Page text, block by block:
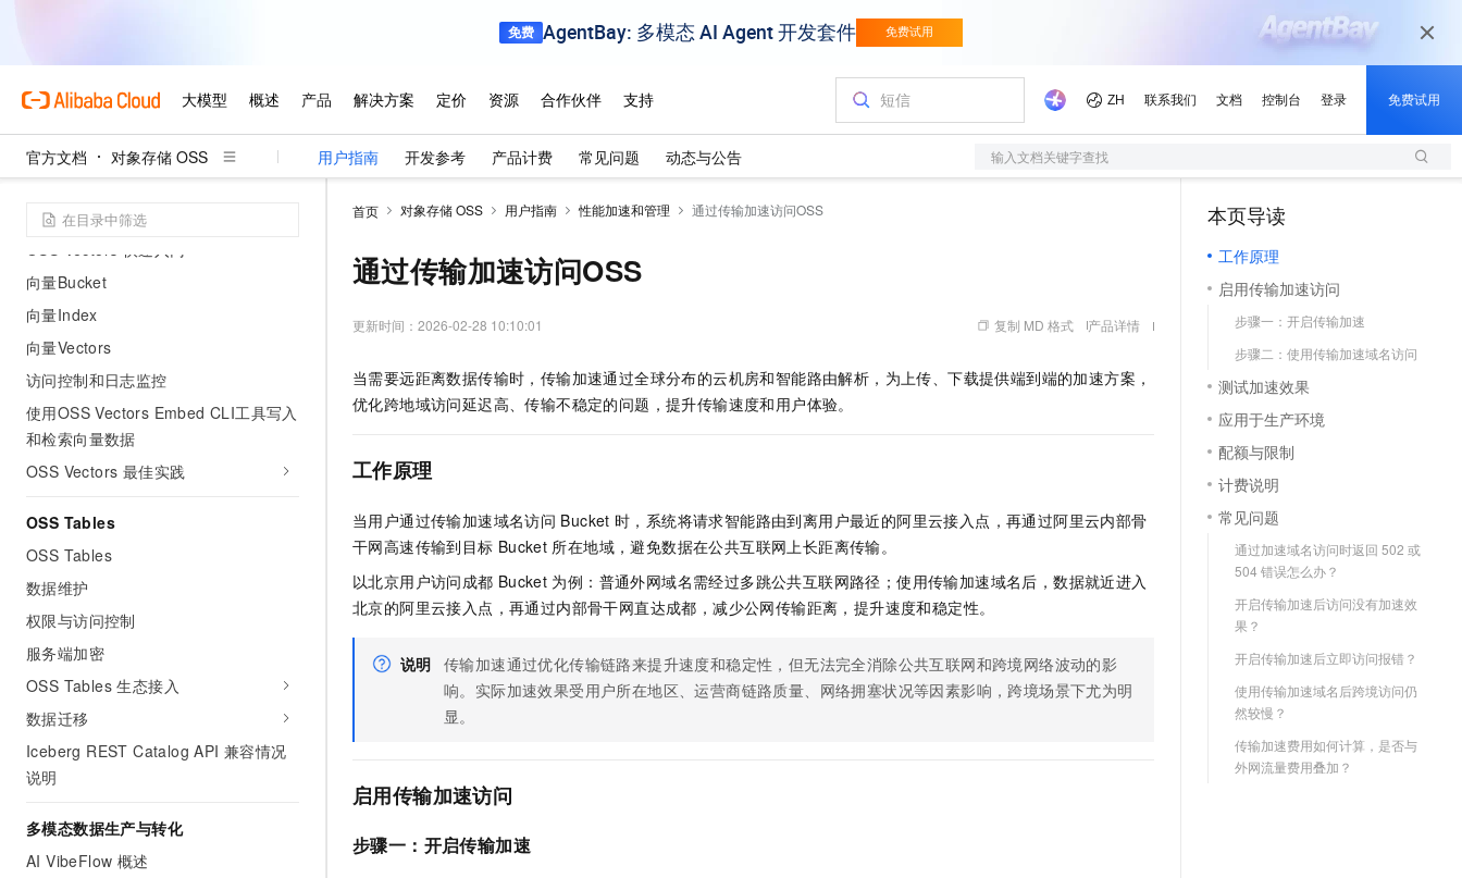
官方文档 对象存储 OSS 用户指南 开发参考 产品计费 常见问题 动态与公告 输入文档关键字查找
管理文件
管理目录
批量操作
OSS Vectors
OSS Vectors 概述
OSS Vectors 快速入门
向量Bucket
向量Index
向量Vectors
访问控制和日志监控
使用OSS Vectors Embed CLI工具写入
和检索向量数据
OSS Vectors 最佳实践
OSS Tables
OSS Tables
数据维护
权限与访问控制
服务端加密
OSS Tables 生态接入
数据迁移
Iceberg REST Catalog API 兼容情况
说明
多模态数据生产与转化
AI VibeFlow 概述
首页 对象存储 OSS 用户指南 性能加速和管理 通过传输加速访问OSS
通过传输加速访问OSS
更新时间： 2026-02-28 10:10:01 复制 MD 格式 产品详情
当需要远距离数据传输时，传输加速通过全球分布的云机房和智能路由解析，为上传、下载提供端到端的加速方案，
优化跨地域访问延迟高、传输不稳定的问题，提升传输速度和用户体验。
工作原理
当用户通过传输加速域名访问 Bucket 时，系统将请求智能路由到离用户最近的阿里云接入点，再通过阿里云内部骨
干网高速传输到目标 Bucket 所在地域，避免数据在公共互联网上长距离传输。
以北京用户访问成都 Bucket 为例：普通外网域名需经过多跳公共互联网路径；使用传输加速域名后，数据就近进入
北京的阿里云接入点，再通过内部骨干网直达成都，减少公网传输距离，提升速度和稳定性。
说明 传输加速通过优化传输链路来提升速度和稳定性，但无法完全消除公共互联网和跨境网络波动的影
响。实际加速效果受用户所在地区、运营商链路质量、网络拥塞状况等因素影响，跨境场景下尤为明
显。
启用传输加速访问
步骤一：开启传输加速
本页导读
工作原理
启用传输加速访问
步骤一：开启传输加速
步骤二：使用传输加速域名访问
测试加速效果
应用于生产环境
配额与限制
计费说明
常见问题
通过加速域名访问时返回 502 或
504 错误怎么办？
开启传输加速后访问没有加速效
果？
开启传输加速后立即访问报错？
使用传输加速域名后跨境访问仍
然较慢？
传输加速费用如何计算，是否与
外网流量费用叠加？